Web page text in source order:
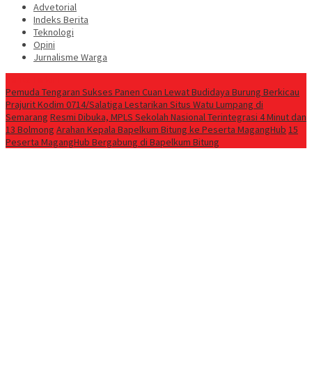
Advetorial
Indeks Berita
Teknologi
Opini
Jurnalisme Warga
Pemuda Tengaran Sukses Panen Cuan Lewat Budidaya Burung Berkicau
Prajurit Kodim 0714/Salatiga Lestarikan Situs Watu Lumpang di
Semarang Resmi Dibuka, MPLS Sekolah Nasional Terintegrasi 4 Minut dan
13 Bolmong ‎Arahan Kepala Bapelkum Bitung ke Peserta MagangHub ‎15
Peserta MagangHub Bergabung di Bapelkum Bitung